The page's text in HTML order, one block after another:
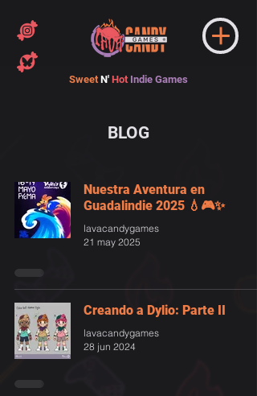
SweetN' Hot Indie Games
BLOG
Nuestra Aventura en
Guadalindie 2025 💧🎮✨
lavacandygames
21 may 2025
Creando a Dylio: Parte II
lavacandygames
28 jun 2024